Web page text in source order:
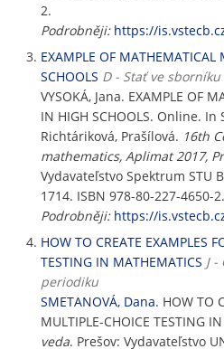
2.
Podrobněji: https://
EXAMPLE OF
SCHOOLS D - Stať ve sborníku
VYSOKÁ, Jana. EXAMPLE OF
IN HIGH SCHOOLS. Online. In
Richtáriková, Prašílová. 16th
mathematics, Aplimat 2017,
Vydavateľstvo Spektrum STU
1714. ISBN 978-80-227-4650-2.
Podrobněji: https://
HOW TO CREATE EXAMPLES
TESTING IN MATHEMATICS J
periodiku
SMETANOVÁ, Dana. HOW TO
MULTIPLE-CHOICE TESTING
veda. Prešov: Vydavateľstvo